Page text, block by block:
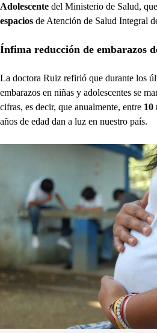
Adolescente del Ministerio de Salud,
espacios de Atención de Salud Integral
Ínfima reducción de embarazos
La doctora Ruiz refirió que durante los
embarazos en niñas y adolescentes se
cifras, es decir, que anualmente, entre 10
años de edad dan a luz en nuestro país.